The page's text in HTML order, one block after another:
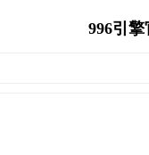
996引